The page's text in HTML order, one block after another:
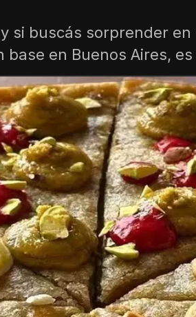
si buscás sorprender
en Buenos Aires, es